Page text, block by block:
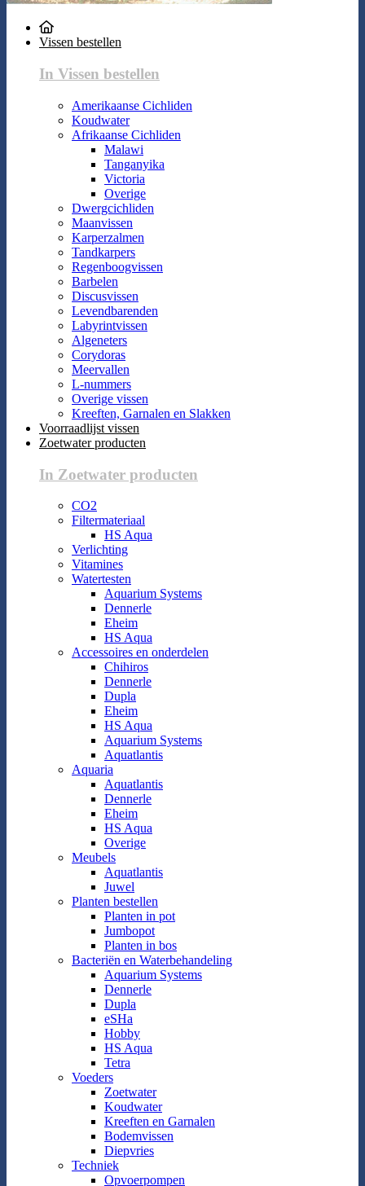
Vissen bestellen
In Vissen bestellen
Amerikaanse Cichliden
Koudwater
Afrikaanse Cichliden
Malawi
Tanganyika
Victoria
Overige
Dwergcichliden
Maanvissen
Karperzalmen
Tandkarpers
Regenboogvissen
Barbelen
Discusvissen
Levendbarenden
Labyrintvissen
Algeneters
Corydoras
Meervallen
L-nummers
Overige vissen
Kreeften, Garnalen en Slakken
Voorraadlijst vissen
Zoetwater producten
In Zoetwater producten
CO2
Filtermateriaal
HS Aqua
Verlichting
Vitamines
Watertesten
Aquarium Systems
Dennerle
Eheim
HS Aqua
Accessoires en onderdelen
Chihiros
Dennerle
Dupla
Eheim
HS Aqua
Aquarium Systems
Aquatlantis
Aquaria
Aquatlantis
Dennerle
Eheim
HS Aqua
Overige
Meubels
Aquatlantis
Juwel
Planten bestellen
Planten in pot
Jumbopot
Planten in bos
Bacteriën en Waterbehandeling
Aquarium Systems
Dennerle
Dupla
eSHa
Hobby
HS Aqua
Tetra
Voeders
Zoetwater
Koudwater
Kreeften en Garnalen
Bodemvissen
Diepvries
Techniek
Opvoerpompen